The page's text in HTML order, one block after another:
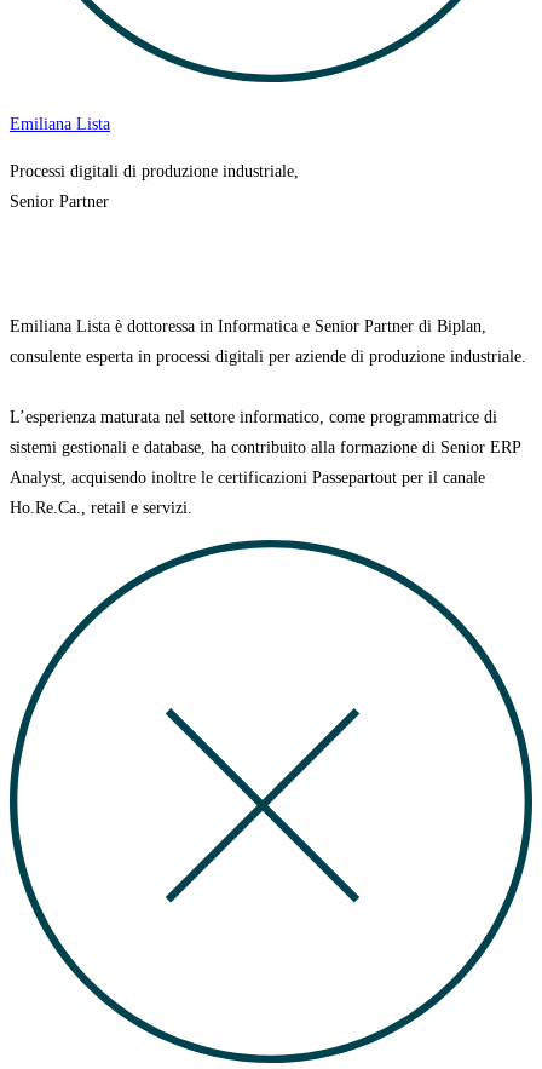
Emiliana Lista
Processi digitali di produzione industriale,
Senior Partner
Emiliana Lista è dottoressa in Informatica e Senior Partner di Biplan,
consulente esperta in processi digitali per aziende di produzione industriale.
L’esperienza maturata nel settore informatico, come programmatrice di
sistemi gestionali e database, ha contribuito alla formazione di Senior ERP
Analyst, acquisendo inoltre le certificazioni Passepartout per il canale
Ho.Re.Ca., retail e servizi.